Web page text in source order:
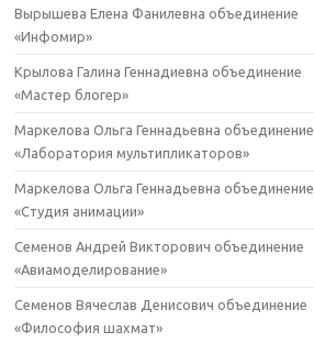
Вырышева Елена Фанилевна объединение
«Инфомир»
Крылова Галина Геннадиевна объединение
«Мастер блогер»
Маркелова Ольга Геннадьевна объединение
«Лаборатория мультипликаторов»
Маркелова Ольга Геннадьевна объединение
«Студия анимации»
Семенов Андрей Викторович объединение
«Авиамоделирование»
Семенов Вячеслав Денисович объединение
«Философия шахмат»